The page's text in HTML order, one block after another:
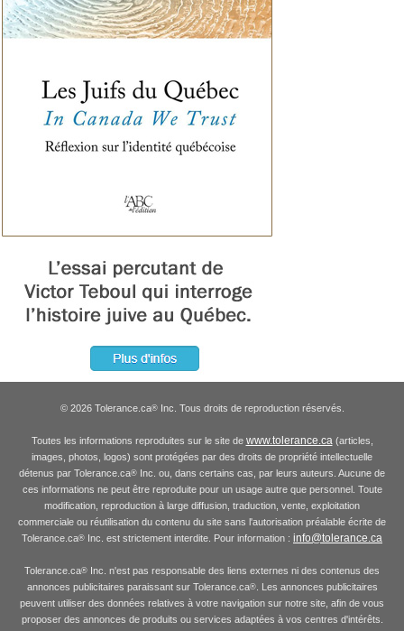
© 2026 Tolerance.ca®Inc. Tous droits de reproduction réservés.
Toutes les informations reproduites sur le site de www.tolerance.ca(articles,
images, photos, logos) sont protégées par des droits de propriété intellectuelle
détenus par Tolerance.ca® Inc. ou, dans certains cas, par leurs auteurs. Aucune de
ces informations ne peut être reproduite pour un usage autre que personnel. Toute
modification, reproduction à large diffusion, traduction, vente, exploitation
commerciale ou réutilisation du contenu du site sans l'autorisation préalable écrite de
Tolerance.ca® Inc. est strictement interdite. Pour information : info@tolerance.ca
Tolerance.ca® Inc. n'est pas responsable des liens externes ni des contenus des
annonces publicitaires paraissant sur Tolerance.ca®. Les annonces publicitaires
peuvent utiliser des données relatives à votre navigation sur notre site, afin de vous
proposer des annonces de produits ou services adaptées à vos centres d'intérêts.